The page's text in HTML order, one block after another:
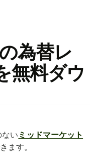
為替レ
無料ダウ
い ミッドマーケット
ます。